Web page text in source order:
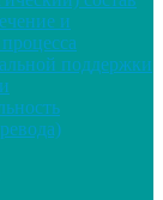
и
поддержки